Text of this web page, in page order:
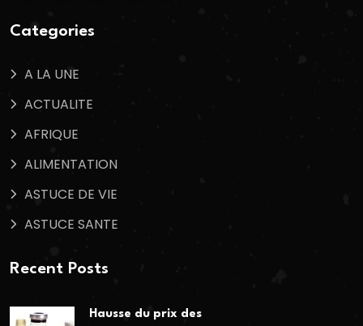
Categories
A LA UNE
ACTUALITE
AFRIQUE
ALIMENTATION
ASTUCE DE VIE
ASTUCE SANTE
Recent Posts
Hausse du prix des